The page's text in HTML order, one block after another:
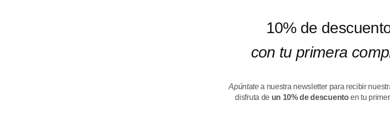
10% de
con tu primera
Apúntatea nuestra newsletter para recibir
disfruta de un 10% de descuentoen tu